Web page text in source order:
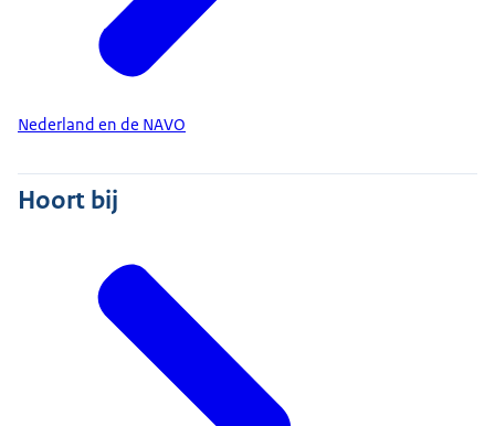
Nederland en de NAVO
Hoort bij